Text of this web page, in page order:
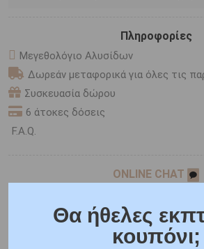
Πληροφορίες
Μεγεθολόγιο Αλυσίδων
Δωρεάν μεταφορικά για όλες τις
Συσκευασία δώρου
6 άτοκες δόσεις
F.A.Q.
ONLINE CHAT
Θα ήθελες
κουπόνι;